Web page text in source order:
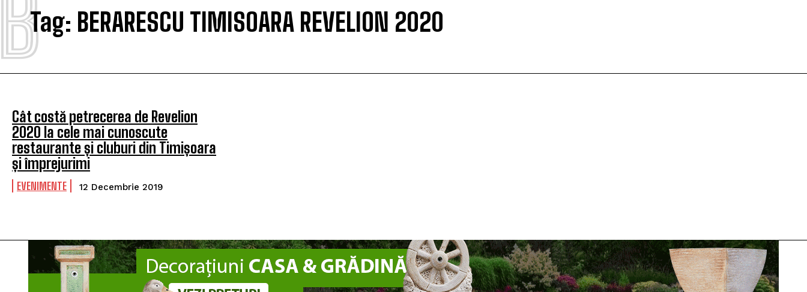
Tag: BERARESCU TIMISOARA REVELION 2020
Cât costă petrecerea de Revelion
2020 la cele mai cunoscute
restaurante și cluburi din Timișoara
și împrejurimi
EVENIMENTE 12 Decembrie 2019